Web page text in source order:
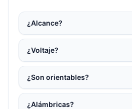
¿Alcance?
¿Voltaje?
¿Son orientables?
¿Alámbricas?